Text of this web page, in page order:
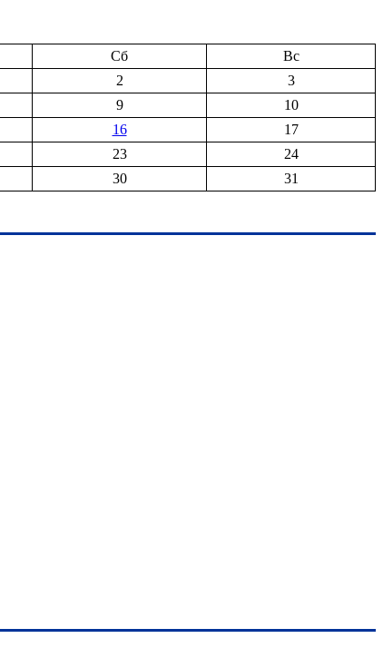
Сб
Вс
2
3
9
10
16
17
23
24
30
31